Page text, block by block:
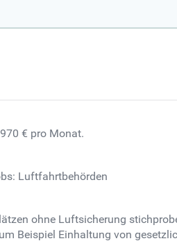
€ pro Monat.
Luftfahrtbehörden
ohne Luftsicherung
Beispiel Einhaltung von